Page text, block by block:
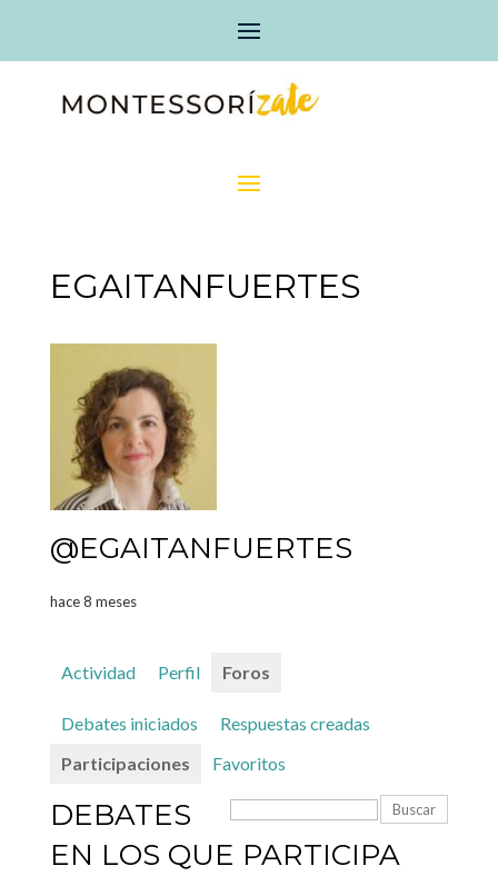
EGAITANFUERTES
@EGAITANFUERTES
hace 8 meses
Actividad Perfil Foros
Debates iniciados
Respuestas creadas
Participaciones
Favoritos
DEBATES
EN LOS QUE PARTICIPA